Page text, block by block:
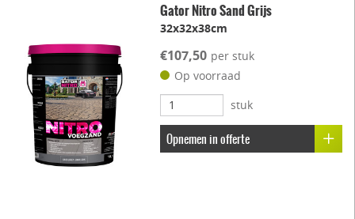
Gator Nitro Sand Grijs
32x32x38cm
€107,50 per stuk
Op voorraad
stuk
Opnemen in offerte